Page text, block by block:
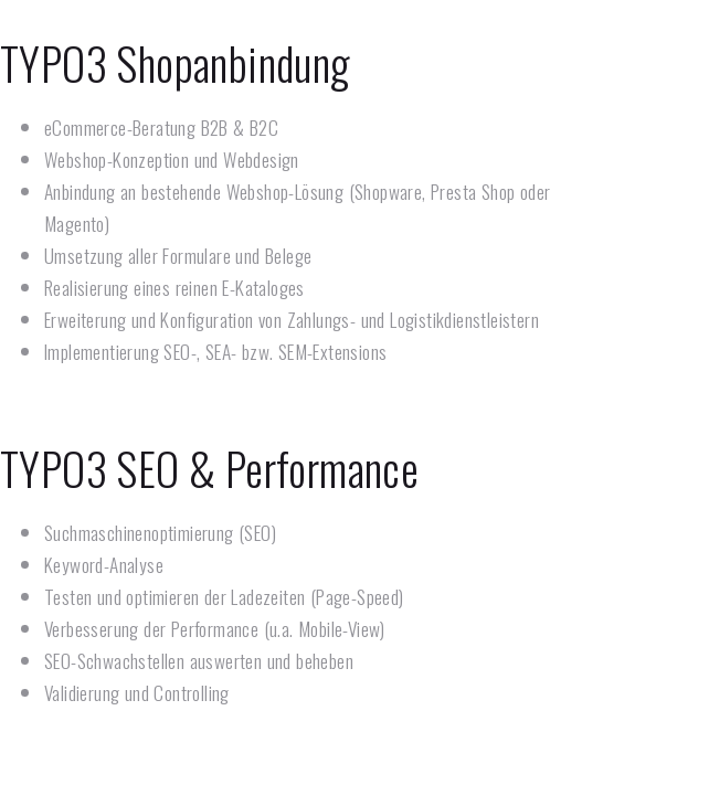
TYPO3 Shopanbindung
eCommerce-Beratung B2B & B2C
Webshop-Konzeption und Webdesign
Anbindung an bestehende Webshop-Lösung (Shopware, Presta Shop oder
Magento)
Umsetzung aller Formulare und Belege
Realisierung eines reinen E-Kataloges
Erweiterung und Konfiguration von Zahlungs- und Logistikdienstleistern
Implementierung SEO-, SEA- bzw. SEM-Extensions
TYPO3 SEO & Performance
Suchmaschinenoptimierung (SEO)
Keyword-Analyse
Testen und optimieren der Ladezeiten (Page-Speed)
Verbesserung der Performance (u.a. Mobile-View)
SEO-Schwachstellen auswerten und beheben
Validierung und Controlling